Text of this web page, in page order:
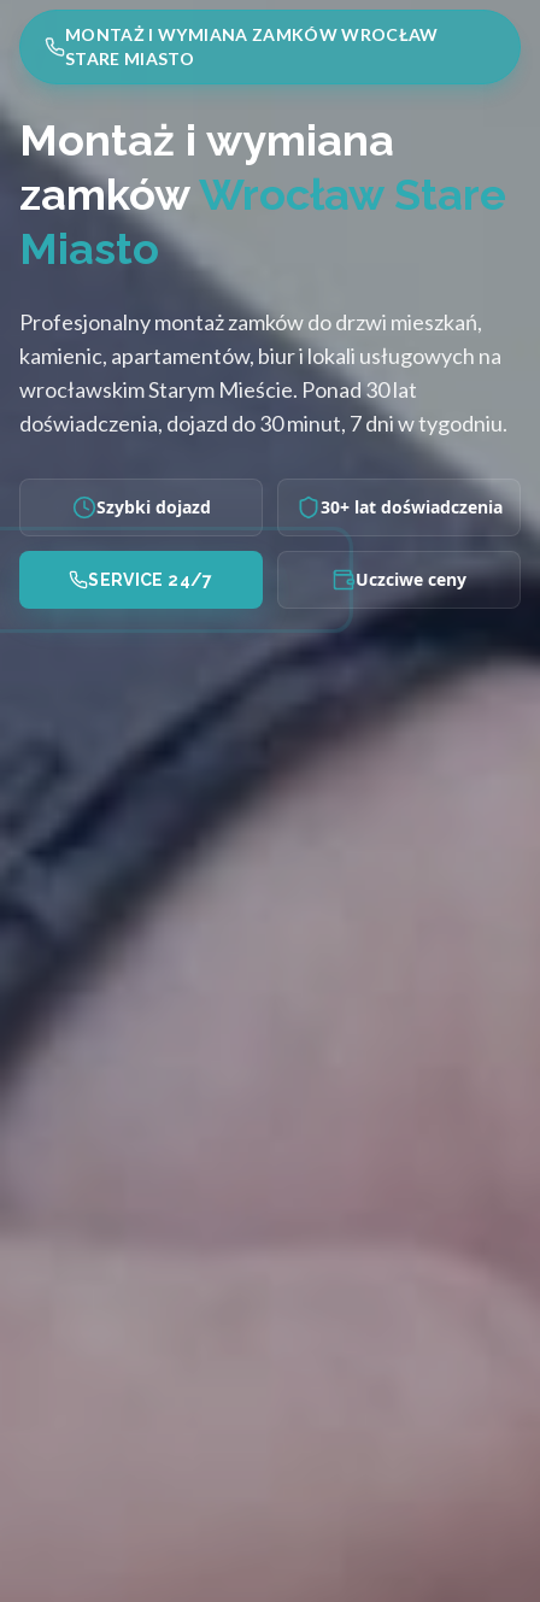
MONTAŻ I WYMIANA ZAMKÓW WROCŁAW
STARE MIASTO
Montaż i wymiana
zamkówWrocław Stare
Miasto
Profesjonalny montaż zamków do drzwi mieszkań,
kamienic, apartamentów, biur i lokali usługowych na
wrocławskim Starym Mieście. Ponad 30 lat
doświadczenia, dojazd do 30 minut, 7 dni w tygodniu.
Szybki dojazd 30+ lat doświadczenia
SERVICE 24/7 Uczciwe ceny